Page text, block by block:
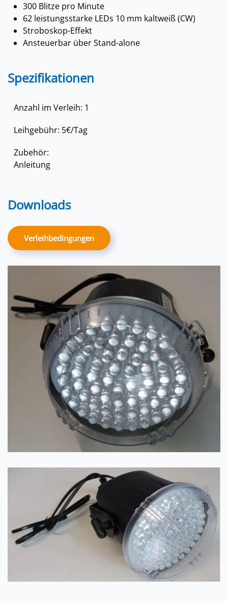
300 Blitze pro Minute
62 leistungsstarke LEDs 10 mm kaltweiß (CW)
Stroboskop-Effekt
Ansteuerbar über Stand-alone
Spezifikationen
Anzahl im Verleih: 1
Leihgebühr: 5€/Tag
Zubehör:
Anleitung
Downloads
Verleihbedingungen